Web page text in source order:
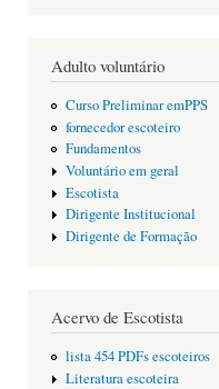
Adulto voluntário
Curso Preliminar emPPS
fornecedor escoteiro
Fundamentos
Voluntário em geral
Escotista
Dirigente Institucional
Dirigente de Formação
Acervo de Escotista
lista 454 PDFs escoteiros
Literatura escoteira